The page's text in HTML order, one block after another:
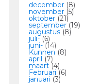
december (8)
november (5)
oktober (21)
september(19)
augustus (8)
juli-(6)
juni-(14)
Kunnen (8)
april (7)
maart (4)
Februari (6)
januari (3)